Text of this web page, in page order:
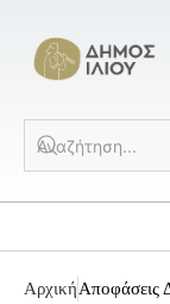
ΑρχικήΑποφάσεις